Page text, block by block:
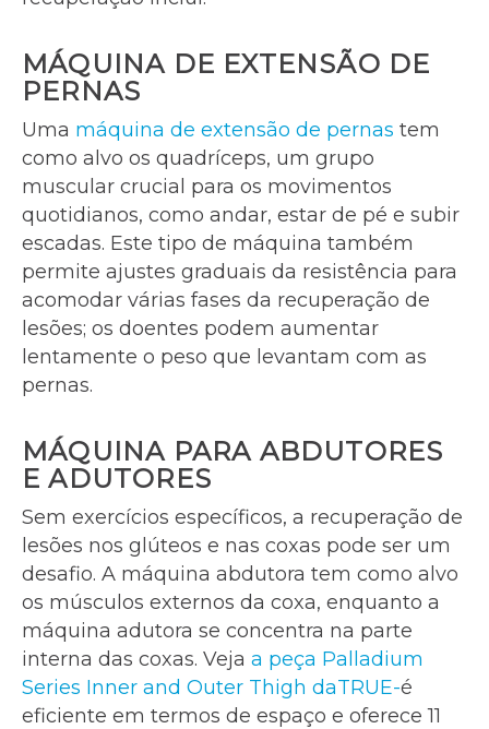
MÁQUINA DE EXTENSÃO DE
PERNAS
Uma máquina de extensão de pernas tem
como alvo os quadríceps, um grupo
muscular crucial para os movimentos
quotidianos, como andar, estar de pé e subir
escadas. Este tipo de máquina também
permite ajustes graduais da resistência para
acomodar várias fases da recuperação de
lesões; os doentes podem aumentar
lentamente o peso que levantam com as
pernas.
MÁQUINA PARA ABDUTORES
E ADUTORES
Sem exercícios específicos, a recuperação de
lesões nos glúteos e nas coxas pode ser um
desafio. A máquina abdutora tem como alvo
os músculos externos da coxa, enquanto a
máquina adutora se concentra na parte
interna das coxas. Veja a peça Palladium
Series Inner and Outer Thigh daTRUE-é
eficiente em termos de espaço e oferece 11